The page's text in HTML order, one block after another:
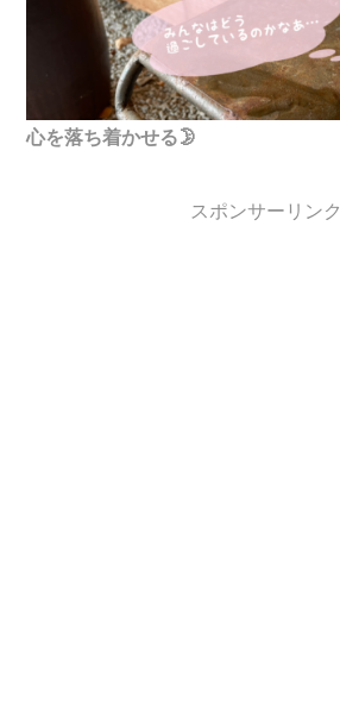
心を落ち着かせる🌛
スポンサーリンク